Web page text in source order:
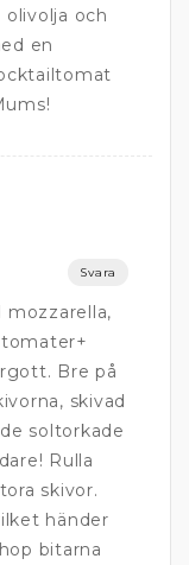
och
en
Svara
Bre på
skivad
soltorkade
Rulla
skivor.
händer
bitarna